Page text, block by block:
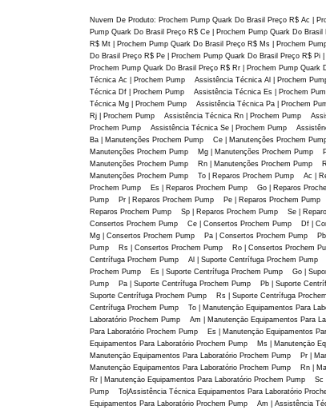
Nuvem De Produto: Prochem Pump Quark Do Brasil Preço R$ Ac |
Pump Quark Do Brasil Preço R$ Ce | Prochem Pump Quark Do
R$ Mt | Prochem Pump Quark Do Brasil Preço R$ Ms | Prochem
Do Brasil Preço R$ Pe | Prochem Pump Quark Do Brasil Preço R$
Prochem Pump Quark Do Brasil Preço R$ Rr | Prochem Pump
Técnica Ac | Prochem Pump Assistência Técnica Al | Prochem
Técnica Df | Prochem Pump Assistência Técnica Es | Prochem
Técnica Mg | Prochem Pump Assistência Técnica Pa | Prochem
Rj | Prochem Pump Assistência Técnica Rn | Prochem Pump
Prochem Pump Assistência Técnica Se | Prochem Pump
Ba | Manutenções Prochem Pump Ce | Manutenções Prochem
Manutenções Prochem Pump Mg | Manutenções Prochem Pump
Manutenções Prochem Pump Rn | Manutenções Prochem Pump
Manutenções Prochem Pump To | Reparos Prochem Pump Ac |
Prochem Pump Es | Reparos Prochem Pump Go | Reparos
Pump Pr | Reparos Prochem Pump Pe | Reparos Prochem
Reparos Prochem Pump Sp | Reparos Prochem Pump Se |
Consertos Prochem Pump Ce | Consertos Prochem Pump Df |
Mg | Consertos Prochem Pump Pa | Consertos Prochem Pump
Pump Rs | Consertos Prochem Pump Ro | Consertos Prochem
Centrífuga Prochem Pump Al | Suporte Centrífuga Prochem
Prochem Pump Es | Suporte Centrífuga Prochem Pump Go |
Pump Pa | Suporte Centrífuga Prochem Pump Pb | Suporte
Suporte Centrífuga Prochem Pump Rs | Suporte Centrífuga
Centrífuga Prochem Pump To | Manutençāo Equipamentos Para
Laboratório Prochem Pump Am | Manutençāo Equipamentos Para
Para Laboratório Prochem Pump Es | Manutençāo Equipamentos
Equipamentos Para Laboratório Prochem Pump Ms | Manutençāo
Manutençāo Equipamentos Para Laboratório Prochem Pump Pr |
Manutençāo Equipamentos Para Laboratório Prochem Pump Rn |
Rr | Manutençāo Equipamentos Para Laboratório Prochem Pump
Pump To|Assistência Técnica Equipamentos Para Laboratório
Equipamentos Para Laboratório Prochem Pump Am | Assistência